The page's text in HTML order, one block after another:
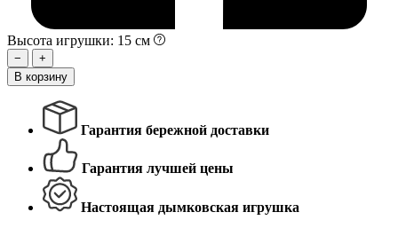
Высота игрушки: 15 см
−
+
В корзину
Гарантия бережной доставки
Гарантия лучшей цены
Настоящая дымковская игрушка